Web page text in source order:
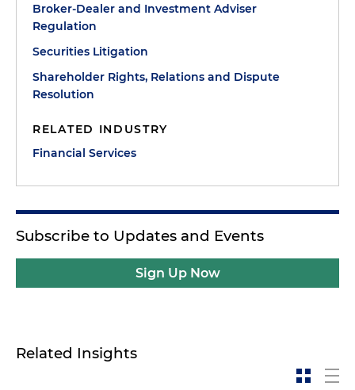
Broker-Dealer and Investment Adviser
Regulation
Securities Litigation
Shareholder Rights, Relations and Dispute
Resolution
RELATED INDUSTRY
Financial Services
Subscribe to Updates and Events
Sign Up Now
Related Insights